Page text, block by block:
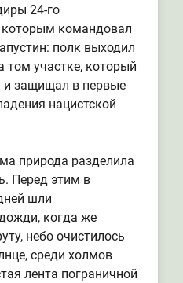
24-го
которым командовал
полк выходил
том участке, который
и защищал в первые
нацистской
природа разделила
Перед этим в
шли
когда же
небо очистилось
среди холмов
лента пограничной